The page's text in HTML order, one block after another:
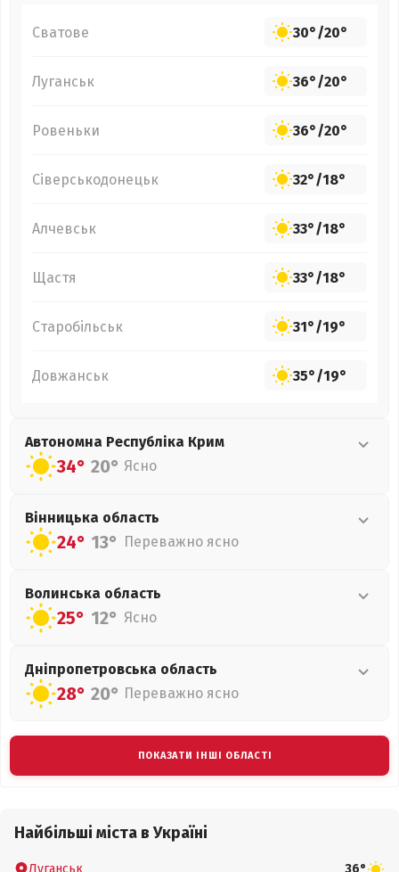
Сватове 30°/20°
Луганськ 36°/20°
Ровеньки 36°/20°
Сіверськодонецьк 32°/18°
Алчевськ 33°/18°
Щастя 33°/18°
Старобільськ 31°/19°
Довжанськ 35°/19°
Автономна Республіка Крим
34° 20° Ясно
Вінницька область
24° 13° Переважно ясно
Волинська область
25° 12° Ясно
Дніпропетровська область
28° 20° Переважно ясно
ПОКАЗАТИ ІНШІ ОБЛАСТІ
Найбільші міста в Україні
Луганськ 36°